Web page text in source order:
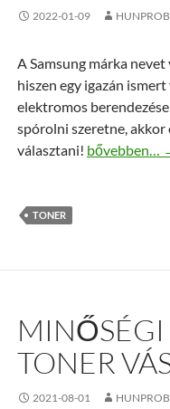
2022-01-09
A Samsung márka
hiszen egy igazán
elektromos
spórolni szeretne,
választani! Samsung
bővebben…
TONER
MINŐSÉGI
TONER
2021-08-01